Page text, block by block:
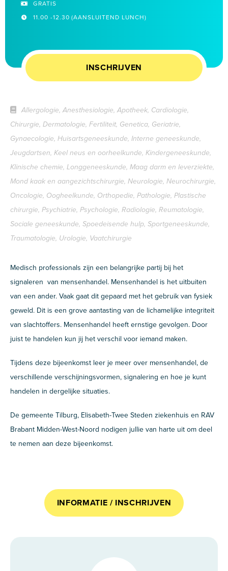
GRATIS
11.00 -12.30 (AANSLUITEND LUNCH)
INSCHRIJVEN
Allergologie, Anesthesiologie, Apotheek, Cardiologie,
Chirurgie, Dermatologie, Fertiliteit, Genetica, Geriatrie,
Gynaecologie, Huisartsgeneeskunde, Interne geneeskunde,
Jeugdartsen, Keel neus en oorheelkunde, Kindergeneeskunde,
Klinische chemie, Longgeneeskunde, Maag darm en leverziekte,
Mond kaak en aangezichtschirurgie, Neurologie, Neurochirurgie,
Oncologie, Oogheelkunde, Orthopedie, Pathologie, Plastische
chirurgie, Psychiatrie, Psychologie, Radiologie, Reumatologie,
Sociale geneeskunde, Spoedeisende hulp, Sportgeneeskunde,
Traumatologie, Urologie, Vaatchirurgie
Medisch professionals zijn een belangrijke partij bij het
signaleren van mensenhandel. Mensenhandel is het uitbuiten
van een ander. Vaak gaat dit gepaard met het gebruik van fysiek
geweld. Dit is een grove aantasting van de lichamelijke integriteit
van slachtoffers. Mensenhandel heeft ernstige gevolgen. Door
juist te handelen kun jij het verschil voor iemand maken.
Tijdens deze bijeenkomst leer je meer over mensenhandel, de
verschillende verschijningsvormen, signalering en hoe je kunt
handelen in dergelijke situaties.
De gemeente Tilburg, Elisabeth-Twee Steden ziekenhuis en RAV
Brabant Midden-West-Noord nodigen jullie van harte uit om deel
te nemen aan deze bijeenkomst.
INFORMATIE / INSCHRIJVEN